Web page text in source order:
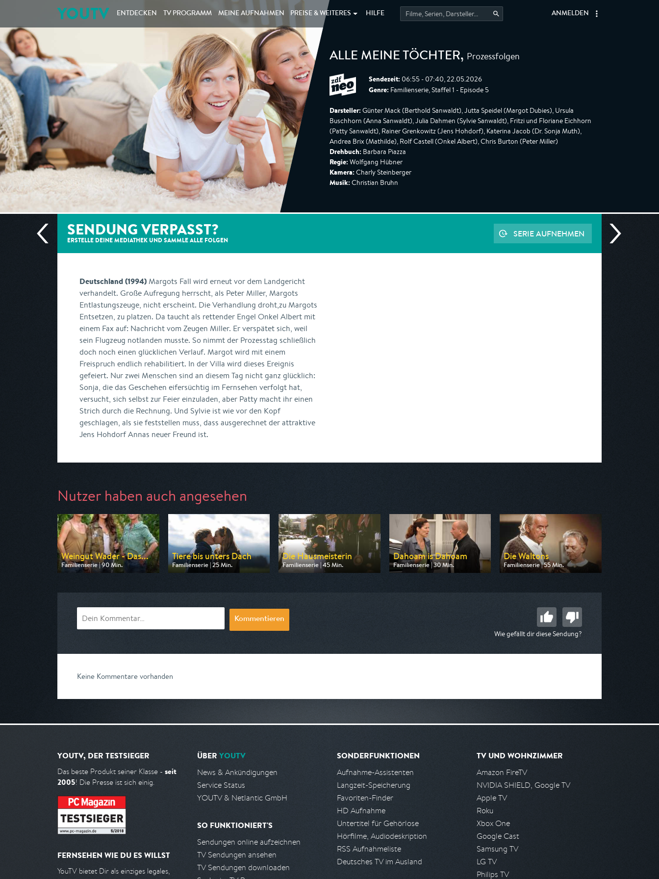
YOUTV ENTDECKEN TV PROGRAMM MEINE AUFNAHMEN PREISE & WEITERES HILFE ANMELDEN
ALLE MEINE TÖCHTER, Prozessfolgen
Sendezeit: 06:55 - 07:40, 22.05.2026
Genre: Familienserie, Staffel 1 - Episode 5
Darsteller: Günter Mack (Berthold Sanwaldt), Jutta Speidel (Margot Dubies), Ursula
Buschhorn (Anna Sanwaldt), Julia Dahmen (Sylvie Sanwaldt), Fritzi und Floriane Eichhorn
(Patty Sanwaldt), Rainer Grenkowitz (Jens Hohdorf), Katerina Jacob (Dr. Sonja Muth),
Andrea Brix (Mathilde), Rolf Castell (Onkel Albert), Chris Burton (Peter Miller)
Drehbuch: Barbara Piazza
Regie: Wolfgang Hübner
Kamera: Charly Steinberger
Musik: Christian Bruhn
SENDUNG VERPASST?
ERSTELLE DEINE MEDIATHEK UND SAMMLE ALLE FOLGEN
SERIE AUFNEHMEN
Deutschland (1994) Margots Fall wird erneut vor dem Landgericht
verhandelt. Große Aufregung herrscht, als Peter Miller, Margots
Entlastungszeuge, nicht erscheint. Die Verhandlung droht,zu Margots
Entsetzen, zu platzen. Da taucht als rettender Engel Onkel Albert mit
einem Fax auf: Nachricht vom Zeugen Miller. Er verspätet sich, weil
sein Flugzeug notlanden musste. So nimmt der Prozesstag schließlich
doch noch einen glücklichen Verlauf. Margot wird mit einem
Freispruch endlich rehabilitiert. In der Villa wird dieses Ereignis
gefeiert. Nur zwei Menschen sind an diesem Tag nicht ganz glücklich:
Sonja, die das Geschehen eifersüchtig im Fernsehen verfolgt hat,
versucht, sich selbst zur Feier einzuladen, aber Patty macht ihr einen
Strich durch die Rechnung. Und Sylvie ist wie vor den Kopf
geschlagen, als sie feststellen muss, dass ausgerechnet der attraktive
Jens Hohdorf Annas neuer Freund ist.
Nutzer haben auch angesehen
Weingut Wader - Das...
Familienserie | 90 Min.
Ausgestrahlt von ARD
Tiere bis unters Dach
Familienserie | 25 Min.
Ausgestrahlt von ARD
Die Hausmeisterin
Familienserie | 45 Min.
Ausgestrahlt von BR
Dahoam is Dahoam
Familienserie | 30 Min.
Ausgestrahlt von BR
Die Waltons
Familienserie | 55 Min.
Ausgestrahlt von SAT.1 Gold
Kommentieren
Wie gefällt dir diese Sendung?
Keine Kommentare vorhanden
YOUTV, DER TESTSIEGER
Das beste Produkt seiner Klasse - seit
2005! Die Presse ist sich einig.
FERNSEHEN WIE DU ES WILLST
YouTV bietet Dir als einziges legales,
ÜBER YOUTV
News & Ankündigungen
Service Status
YOUTV & Netlantic GmbH
SO FUNKTIONIERT'S
Sendungen online aufzeichnen
TV Sendungen ansehen
TV Sendungen downloaden
SONDERFUNKTIONEN
Aufnahme-Assistenten
Langzeit-Speicherung
Favoriten-Finder
HD Aufnahme
Untertitel für Gehörlose
Hörfilme, Audiodeskription
RSS Aufnahmeliste
Deutsches TV im Ausland
TV UND WOHNZIMMER
Amazon FireTV
NVIDIA SHIELD, Google TV
Apple TV
Roku
Xbox One
Google Cast
Samsung TV
LG TV
Philips TV